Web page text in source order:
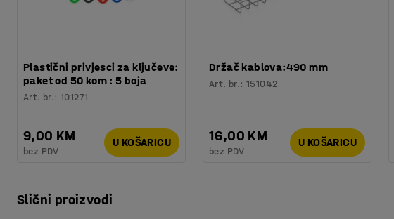
Plastični privjesci za ključeve:
paket od 50 kom : 5 boja
Art. br.:101271
9,00 KM
bez PDV
U KOŠARICU
Držač kablova:490 mm
Art. br.:151042
16,00 KM
bez PDV
U KOŠARICU
Slični proizvodi